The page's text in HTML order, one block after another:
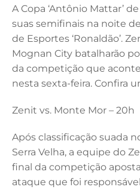
c
e
b
o
o
k
k
e
dI
n
it
te
r
ai
l
s
A Copa ‘Antônio Mattar’
suas semifinais na noite
de Esportes ‘Ronaldão’.
Mognan City batalharão
da competição que
nesta sexta-feira. Confira
Zenit vs. Monte Mor – 20h
Após classificação suada
Serra Velha, a equipe do
final da competição
ataque que foi